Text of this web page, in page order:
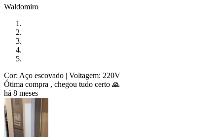
Waldomiro
Cor: Aço escovado | Voltagem: 220V
Ótima compra , chegou tudo certo 🙏
há 8 meses